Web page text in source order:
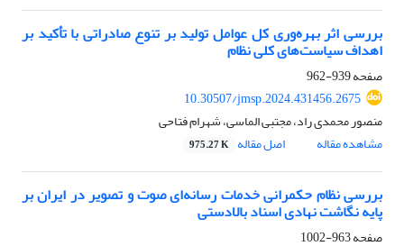
بررسی اثر بهره‌وری کل عوامل تولید بر تنوع صادراتی با تأکید بر
اهداف سیاست‌های کلی نظام
صفحه939-962
10.30507/jmsp.2024.431456.2675
منصور محمدی راد، مجتبی الماسی، شهرام فتاحی
مشاهده مقاله
اصل مقاله 975.27 K
بررسی نظام حکمرانی خدمات رسانه‌ای صوت و تصویر در ایران بر
پایه نگاشت نهادی اسناد بالادستی
صفحه963-1002